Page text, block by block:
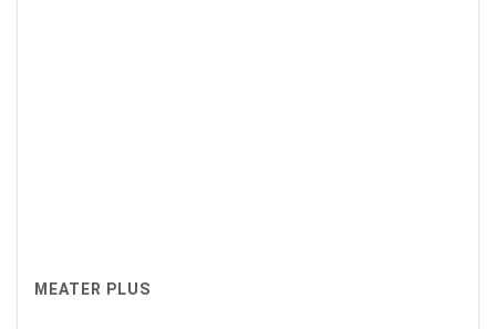
MEATER PLUS